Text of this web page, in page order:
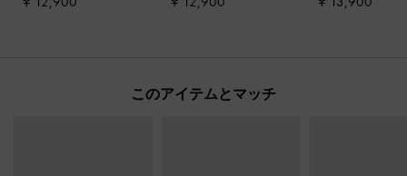
ク
このアイテムとマッチ